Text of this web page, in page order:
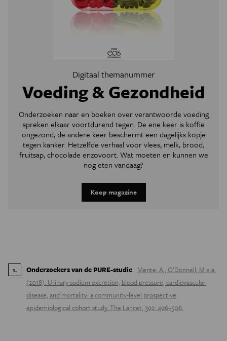
Digitaal themanummer
Voeding & Gezondheid
Onderzoeken naar en boeken over verantwoorde voeding
spreken elkaar voortdurend tegen. De ene keer is koffie
ongezond, de andere keer beschermt een dagelijks kopje
tegen kanker. Hetzelfde verhaal voor vlees, melk, brood,
fruitsap, chocolade enzovoort. Wat moeten en kunnen we
nog eten vandaag?
Koop magazine
1. Onderzoekers van de PURE-studie Mente, A., O’Donnell, M e.a.
(2018). Urinary sodium excretion, blood pressure, cardiovascular
disease, and mortality: a community-level prospective
epidemiological cohort study. The Lancet, 392: 496–506.